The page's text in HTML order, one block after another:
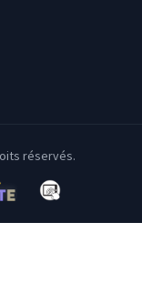
réservés.
Mon Bureau